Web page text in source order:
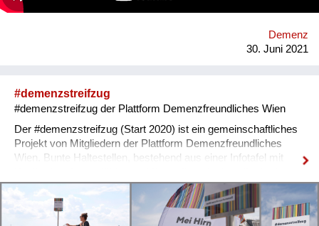
Fragen an die Expertin gestellt werden können.
Demenz
30. Juni 2021
#demenzstreifzug
#demenzstreifzug der Plattform Demenzfreundliches Wien
Der #demenzstreifzug (Start 2020) ist ein gemeinschaftliches
Projekt von Mitgliedern der Plattform Demenzfreundliches
Wien. Bunte Haltestellen, bestehend aus einer Infotafel mit
mit dem Thema Demenz den Alltag der WienerInnen.
Mitglieder der Plattform gestalten ihre Einrichtungen,
Organisationen, Gassen und Einkaufszentren. Blickfang sind